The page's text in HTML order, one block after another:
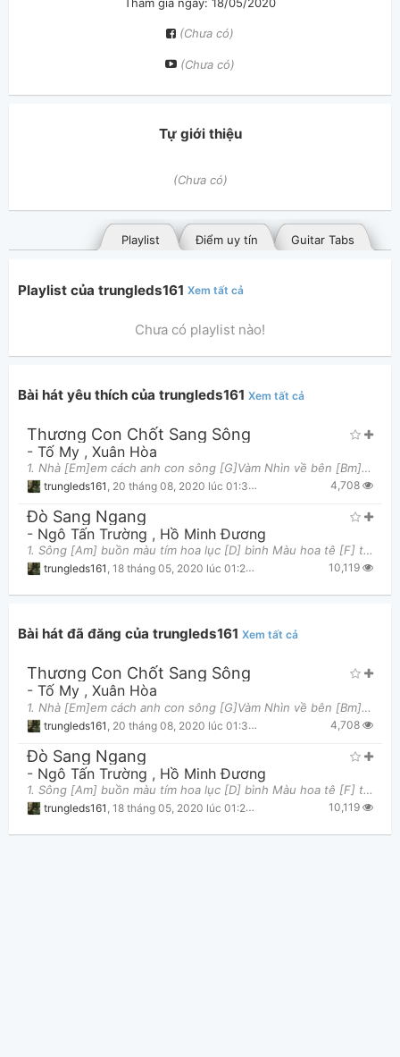
(Chưa có)
(Chưa có)
Tự giới thiệu
(Chưa có)
Guitar Tabs
Điểm uy tín
Playlist
Bài hát yêu thích
Bài hát đã đăng
Thông tin chung
Playlist của trungleds161 Xem tất cả
Chưa có playlist nào!
Bài hát yêu thích của trungleds161 Xem tất cả
Thương Con Chốt Sang Sông
- Tố My , Xuân Hòa
1. Nhà [Em]em cách anh con sông [G]Vàm Nhìn về bên [Bm]đó xuyến xao ngày [Em]đêm Nhà [A]anh ngó
trungleds161 , 20 tháng 08, 2020 lúc 01:36pm 4,708
Đò Sang Ngang
- Ngô Tấn Trường , Hồ Minh Đương
1. Sông [Am] buồn màu tím hoa lục [D] bình Màu hoa tê [F] tái cho [G] lòng ai nhớ [C] ai Người [D
trungleds161 , 18 tháng 05, 2020 lúc 01:29pm 10,119
Bài hát đã đăng của trungleds161 Xem tất cả
Thương Con Chốt Sang Sông
- Tố My , Xuân Hòa
1. Nhà [Em]em cách anh con sông [G]Vàm Nhìn về bên [Bm]đó xuyến xao ngày [Em]đêm Nhà [A]anh ngó
trungleds161 20 tháng 08, 2020 lúc 01:36pm 4,708
Đò Sang Ngang
- Ngô Tấn Trường , Hồ Minh Đương
1. Sông [Am] buồn màu tím hoa lục [D] bình Màu hoa tê [F] tái cho [G] lòng ai nhớ [C] ai Người [D
trungleds161 18 tháng 05, 2020 lúc 01:29pm 10,119